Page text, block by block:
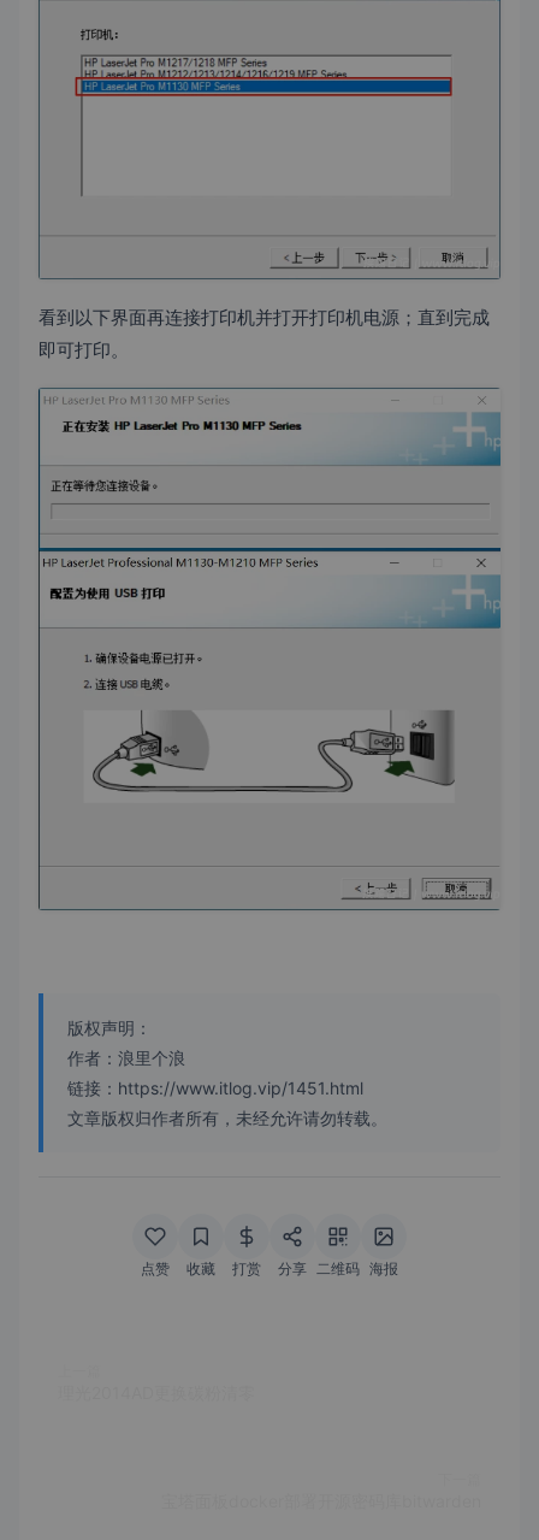
看到以下界面再连接打印机并打开打印机电源；直到完成
即可打印。
版权声明：
作者：浪里个浪
链接：https://www.itlog.vip/1451.html
文章版权归作者所有，未经允许请勿转载。
点赞 收藏 打赏 分享 二维码 海报